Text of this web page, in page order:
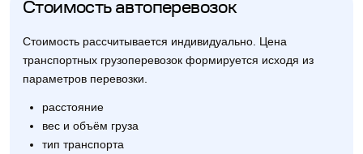
Стоимость автоперевозок
Стоимость рассчитывается индивидуально. Цена
транспортных грузоперевозок формируется исходя из
параметров перевозки.
расстояние
вес и объём груза
тип транспорта